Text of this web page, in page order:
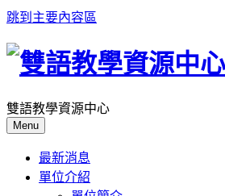
跳到主要內容區
雙語教學資源中心
Menu
最新消息
單位介紹